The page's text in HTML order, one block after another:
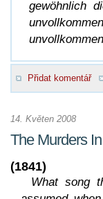
gewöhnlich
Přidat komentář
14. Květen 2008
The Murders
(1841)
What song